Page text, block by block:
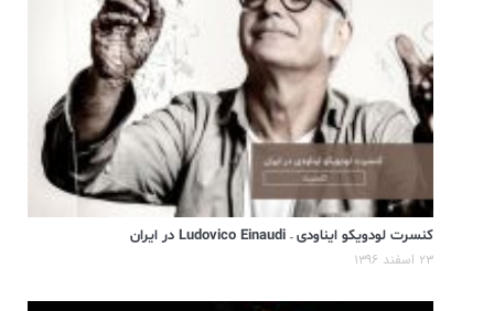
کنسرت لودویکو ایناودی – Ludovico Einaudi در ایران
۲۳ اسفند ۱۳۹۶